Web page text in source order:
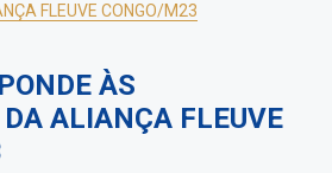
FLEUVE CONGO/M23
ÀS
ALIANÇA FLEUVE